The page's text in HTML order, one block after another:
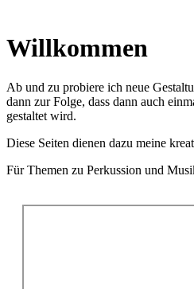
Willkommen
Ab und zu probiere ich neue
dann zur Folge, dass dann auch
gestaltet wird.
Diese Seiten dienen dazu meine
Für Themen zu Perkussion und